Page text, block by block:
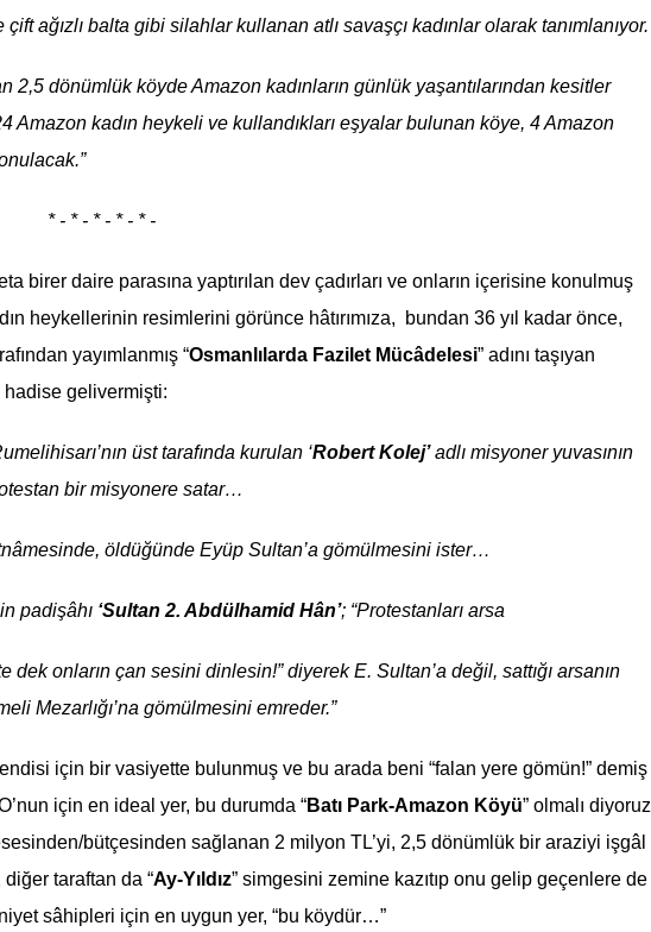
ağızlı balta gibi silahlar kullanan atlı savaşçı kadınlar olarak tanımlanıyor.
2,5 dönümlük köyde Amazon kadınların günlük yaşantılarından kesitler
Amazon kadın heykeli ve kullandıkları eşyalar bulunan köye, 4 Amazon
* - * -
birer daire parasına yaptırılan dev çadırları ve onların içerisine konulmuş
heykellerinin resimlerini görünce hâtırımıza, bundan 36 yıl kadar önce,
yayımlanmış “Osmanlılarda Fazilet Mücâdelesi” adını taşıyan
gelivermişti:
üst tarafında kurulan ‘Robert Kolej’adlı misyoner yuvasının
bir misyonere satar…
öldüğünde Eyüp Sultan’a gömülmesini ister…
padişâhı ‘Sultan 2. Abdülhamid Hân’; “Protestanları arsa
dek onların çan sesini dinlesin!” diyerek E. Sultan’a değil, sattığı arsanın
Mezarlığı’na gömülmesini emreder.”
için bir vasiyette bulunmuş ve bu arada beni “falan yere gömün!” demiş
için en ideal yer, bu durumda “Batı Park-Amazon Köyü” olmalı diyoruz
bütçesinden sağlanan 2 milyon TL’yi, 2,5 dönümlük bir araziyi işgâl
taraftan da “Ay-Yıldız” simgesini zemine kazıtıp onu gelip geçenlere de
sâhipleri için en uygun yer, “bu köydür…”